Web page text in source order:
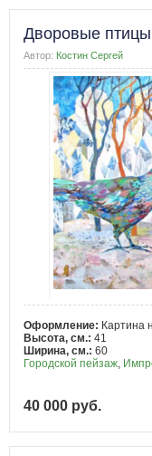
Дворовые птицы
Автор: Костин Сергей
Оформление: Картина
Высота, см.: 41
Ширина, см.: 60
Городской пейзаж
40 000 руб.